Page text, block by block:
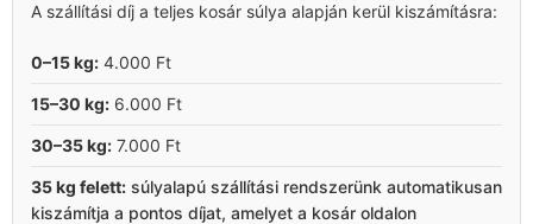
A szállítási díj a teljes kosár súlya alapján kerül kiszámításra:
0–15 kg: 4.000 Ft
15–30 kg: 6.000 Ft
30–35 kg: 7.000 Ft
35 kg felett: súlyalapú szállítási rendszerünk automatikusan
kiszámítja a pontos díjat, amelyet a kosár oldalon